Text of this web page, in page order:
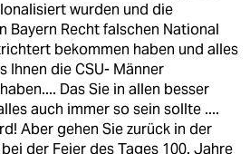
wurden und die
Bayern Recht falschen National
bekommen haben und alles
Ihnen die CSU- Männer
Das Sie in allen besser
auch immer so sein sollte ....
Aber gehen Sie zurück in der
der Feier des Tages 100. Jahre